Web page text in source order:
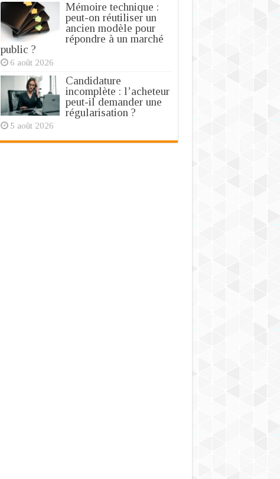
Mémoire technique :
peut-on réutiliser un
ancien modèle pour
répondre à un marché
public ?
6 août 2026
Candidature
incomplète : l’acheteur
peut-il demander une
régularisation ?
5 août 2026